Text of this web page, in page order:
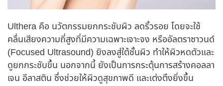
Ulthera คือ นวัตกรรมยกกระชับผิว ลดริ้วรอย โดยจะใช้
คลื่นเสียงความถี่สูงที่มีความเฉพาะเจาะจง หรืออัลตราซาวนด์
(Focused Ultrasound) ยิงลงสู่ใต้ชั้นผิว ทำให้ผิวหดตัวและ
ดูยกกระชับขึ้น นอกจากนี้ ยังเป็นการกระตุ้นการสร้างคอลลา
เจน อีลาสติน ซึ่งช่วยให้ผิวดูสุขภาพดี และเต่งตึงยิ่งขึ้น